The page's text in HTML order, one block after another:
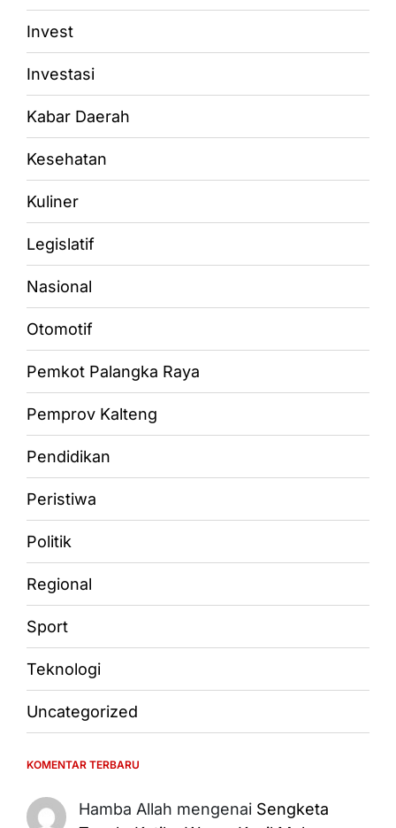
Invest
Investasi
Kabar Daerah
Kesehatan
Kuliner
Legislatif
Nasional
Otomotif
Pemkot Palangka Raya
Pemprov Kalteng
Pendidikan
Peristiwa
Politik
Regional
Sport
Teknologi
Uncategorized
KOMENTAR TERBARU
Hamba Allah mengenai Sengketa